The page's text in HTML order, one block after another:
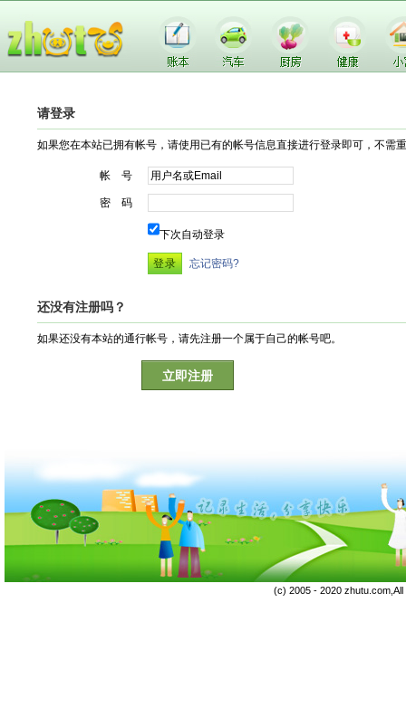
请登录
如果您在本站已拥有帐号，请使用已有的帐号信息直接进行登录即可，不需
帐 号
密 码
下次自动登录
忘记密码?
还没有注册吗？
如果还没有本站的通行帐号，请先注册一个属于自己的帐号吧。
立即注册
(c) 2005 - 2020